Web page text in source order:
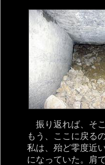
振り返れば、そ
もう、ここに戻る
私は、殆ど零度近
になっていた。肩